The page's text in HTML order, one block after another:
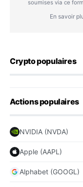
soumises via ce
En savoir
Crypto populaires
Actions populaires
NVIDIA (NVDA)
Apple (AAPL)
Alphabet (GOOGL)